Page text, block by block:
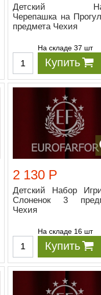
Детский
Черепашка на
предмета Чехия
На складе 37 шт
Купить
2 130 Р
Детский Набор
Слоненок 3
Чехия
На складе 16 шт
Купить